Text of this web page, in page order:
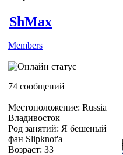
ShMax
Members
74 сообщений
Местоположение: Russia
Владивосток
Род занятий: Я бешеный
фан Slipknot'a
Возраст: 33